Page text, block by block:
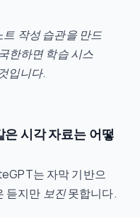
작성 습관을 만드
한하면 학습 시스
입니다.
시각 자료는 어떻
는 자막 기반으
듣지만 보진못합니다.